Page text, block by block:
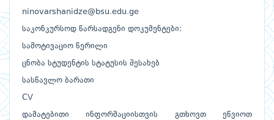
ninovarshanidze@bsu.edu.ge
საკონკურსოდ წარსადგენი დოკუმენტები:
სამოტივაციო წერილი
ცნობა სტუდენტის სტატუსის შესახებ
სასწავლო ბარათი
CV
დამატებითი ინფორმაციისთვის გთხოვთ ეწვიოთ